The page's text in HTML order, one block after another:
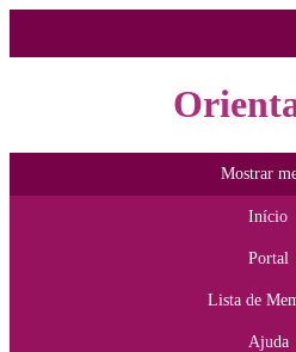
Mostrar
Início
Portal
Lista de
Ajuda